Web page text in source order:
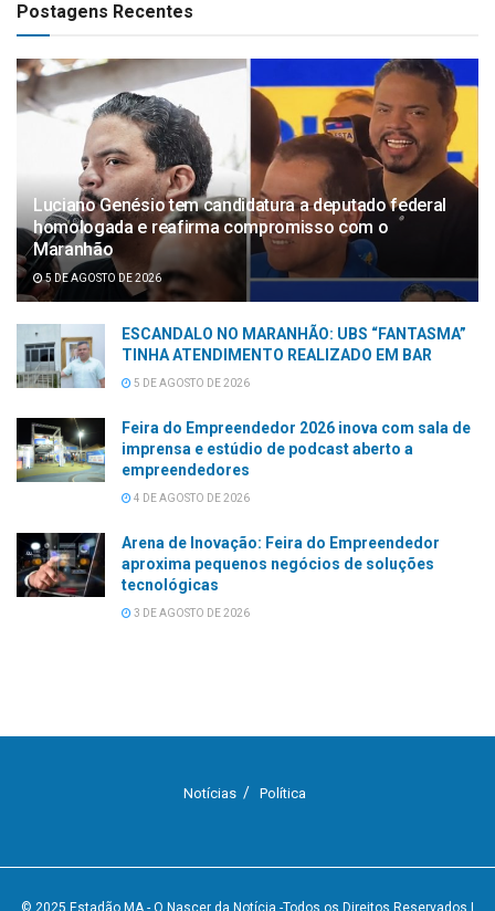
Postagens Recentes
Luciano Genésio tem candidatura a deputado federal
homologada e reafirma compromisso com o
Maranhão
5 DE AGOSTO DE 2026
ESCANDALO NO MARANHÃO: UBS “FANTASMA”
TINHA ATENDIMENTO REALIZADO EM BAR
5 DE AGOSTO DE 2026
Feira do Empreendedor 2026 inova com sala de
imprensa e estúdio de podcast aberto a
empreendedores
4 DE AGOSTO DE 2026
Arena de Inovação: Feira do Empreendedor
aproxima pequenos negócios de soluções
tecnológicas
3 DE AGOSTO DE 2026
Notícias Política